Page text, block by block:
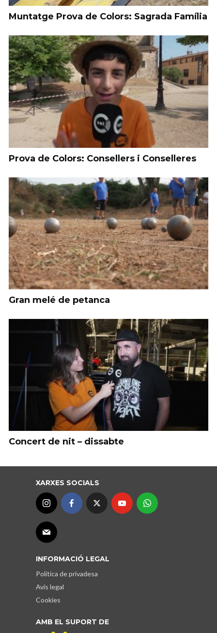
Muntatge Prova de Colors: Sagrada Família
Prova de Colors: Consellers i Conselleres
Gran melé de petanca
Concert de nit – dissabte
XARXES SOCIALS
INFORMACIÓ LEGAL
Política de privadesa
Avís legal
Cookies
AMB EL SUPORT DE